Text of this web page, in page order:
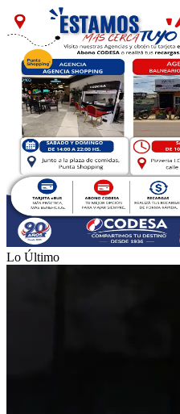
Lo Último